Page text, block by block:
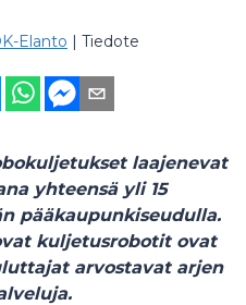
Elanto | Tiedote
laajenevat
yhteensä yli 15
pääkaupunkiseudulla.
kuljetusrobotit ovat
arvostavat arjen